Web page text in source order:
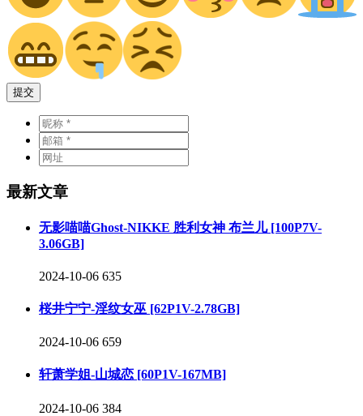
提交
最新文章
无影喵喵Ghost-NIKKE 胜利女神 布兰儿 [100P7V-
3.06GB]
2024-10-06 635
桜井宁宁-淫纹女巫 [62P1V-2.78GB]
2024-10-06 659
轩萧学姐-山城恋 [60P1V-167MB]
2024-10-06 384